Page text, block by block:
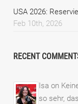
USA 2026:
Feb 10th, 2026
RECENT
Isa on
so sehr,